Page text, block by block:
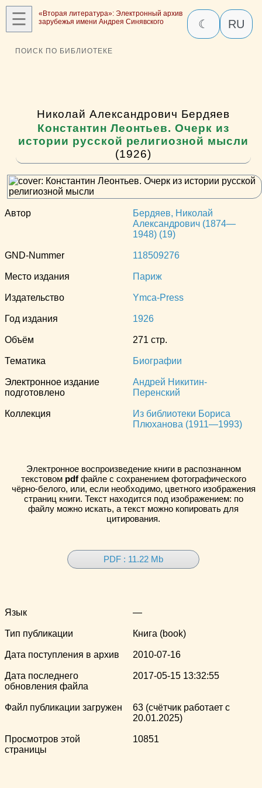
☰
«Вторая литература»: Электронный архив
зарубежья имени Андрея Синявского
☾ RU
ПОИСК ПО БИБЛИОТЕКЕ
Николай Александрович Бердяев
Константин Леонтьев. Очерк из
истории русской религиозной мысли
(1926)
Автор
Бердяев, Николай
Александрович (1874—
1948) (19)
GND-Nummer 118509276
Место издания Париж
Издательство Ymca-Press
Год издания 1926
Объём 271 стр.
Тематика Биографии
Электронное издание
подготовлено
Андрей Никитин-
Перенский
Коллекция
Из библиотеки Бориса
Плюханова (1911—1993)
Электронное воспроизведение книги в распознанном
текстовом pdfфайле с сохранением фотографического
чёрно-белого, или, если необходимо, цветного изображения
страниц книги. Текст находится под изображением: по
файлу можно искать, а текст можно копировать для
цитирования.
PDF : 11.22 Mb
Язык —
Тип публикации Книга (book)
Дата поступления в архив 2010-07-16
Дата последнего
обновления файла
2017-05-15 13:32:55
Файл публикации загружен
63 (счётчик работает с
20.01.2025)
Просмотров этой
страницы
10851